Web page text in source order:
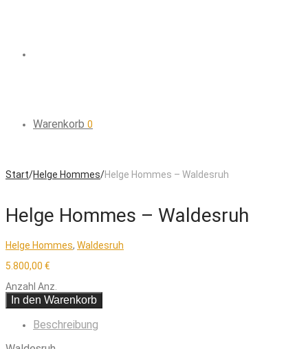
Warenkorb 0
Start/Helge Hommes/Helge Hommes – Waldesruh
Helge Hommes – Waldesruh
Helge Hommes, Waldesruh
5.800,00 €
Anzahl Anz.
In den Warenkorb
Beschreibung